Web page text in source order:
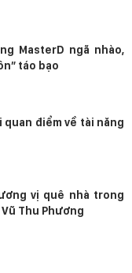
MasterD ngã nhào,
táo bạo
quan điểm về tài năng
vị quê nhà trong
Thu Phương